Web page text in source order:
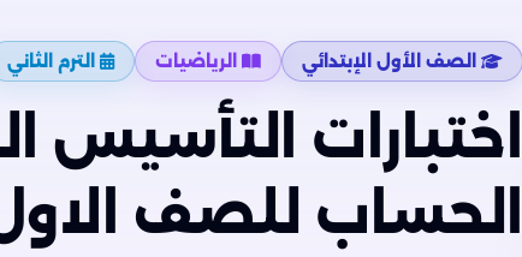
الصف الأول الإبتدائي الرياضيات الترم الثاني
اختبارات التأسيس
الحساب للصف الاول